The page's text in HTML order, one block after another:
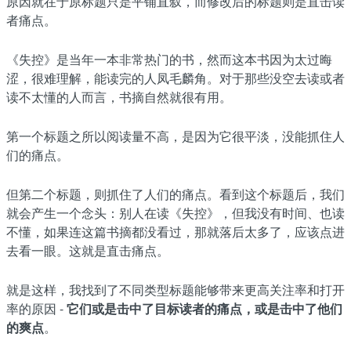
者痛点。
《失控》是当年一本非常热门的书，然而这本书因为太过晦
涩，很难理解，能读完的人凤毛麟角。对于那些没空去读或者
读不太懂的人而言，书摘自然就很有用。
第一个标题之所以阅读量不高，是因为它很平淡，没能抓住人
们的痛点。
但第二个标题，则抓住了人们的痛点。看到这个标题后，我们
就会产生一个念头：别人在读《失控》，但我没有时间、也读
不懂，如果连这篇书摘都没看过，那就落后太多了，应该点进
去看一眼。这就是直击痛点。
就是这样，我找到了不同类型标题能够带来更高关注率和打开
率的原因 -它们或是击中了目标读者的痛点，或是击中了他们
的爽点。